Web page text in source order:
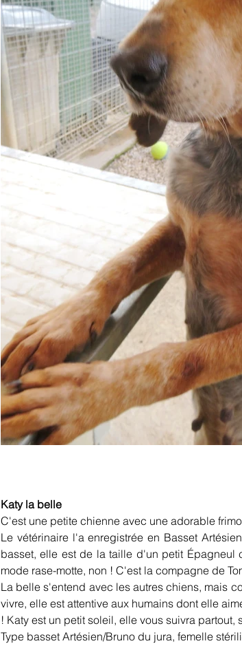
Katy la belle
C'est une petite chienne avec une adorable
Le vétérinaire l'a enregistrée en Basset
basset, elle est de la taille d'un petit
mode rase-motte, non ! C'est la compagne de
La belle s'entend avec les autres chiens, mais
vivre, elle est attentive aux humains dont elle
! Katy est un petit soleil, elle vous suivra
Type basset Artésien/Bruno du jura, femelle